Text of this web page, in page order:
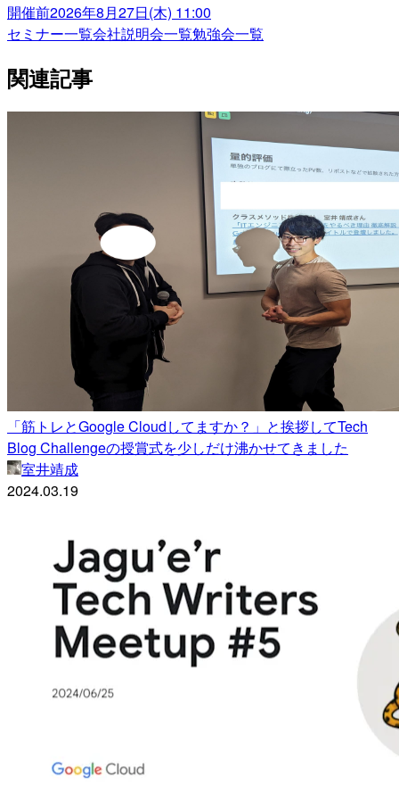
開催前2026年8月27日(木) 11:00
セミナー一覧会社説明会一覧勉強会一覧
関連記事
「筋トレとGoogle Cloudしてますか？」と挨拶してTech
Blog Challengeの授賞式を少しだけ沸かせてきました
室井靖成
2024.03.19